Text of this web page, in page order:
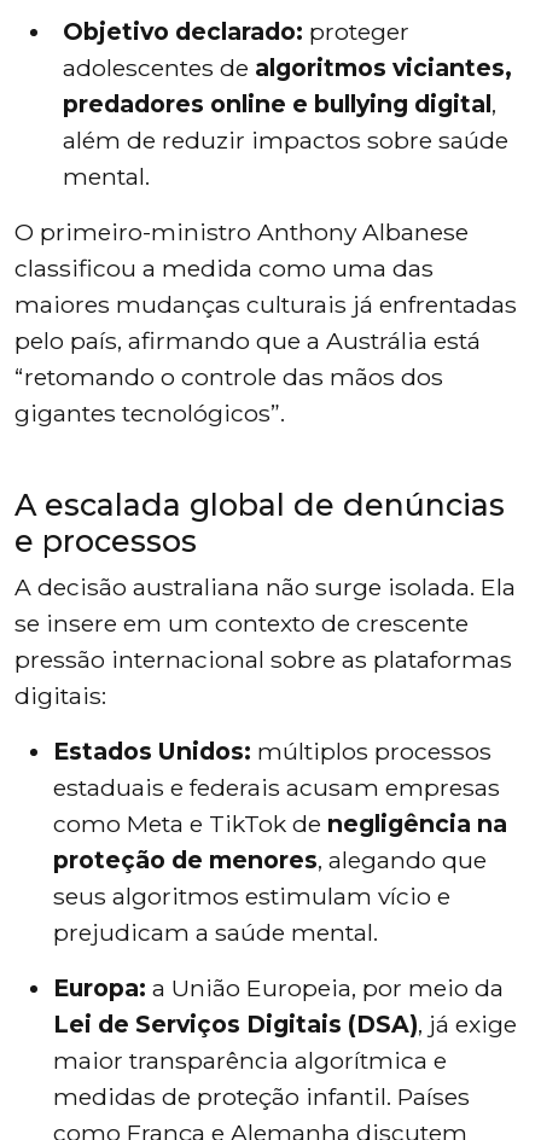
Objetivo declarado: proteger
adolescentes de algoritmos viciantes,
predadores online e bullying digital,
além de reduzir impactos sobre saúde
mental.
O primeiro-ministro Anthony Albanese
classificou a medida como uma das
maiores mudanças culturais já enfrentadas
pelo país, afirmando que a Austrália está
“retomando o controle das mãos dos
gigantes tecnológicos”.
A escalada global de denúncias
e processos
A decisão australiana não surge isolada. Ela
se insere em um contexto de crescente
pressão internacional sobre as plataformas
digitais:
Estados Unidos: múltiplos processos
estaduais e federais acusam empresas
como Meta e TikTok de negligência na
proteção de menores, alegando que
seus algoritmos estimulam vício e
prejudicam a saúde mental.
Europa: a União Europeia, por meio da
Lei de Serviços Digitais (DSA), já exige
maior transparência algorítmica e
medidas de proteção infantil. Países
como França e Alemanha discutem